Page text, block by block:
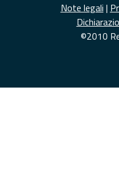
Note legali |
©2010